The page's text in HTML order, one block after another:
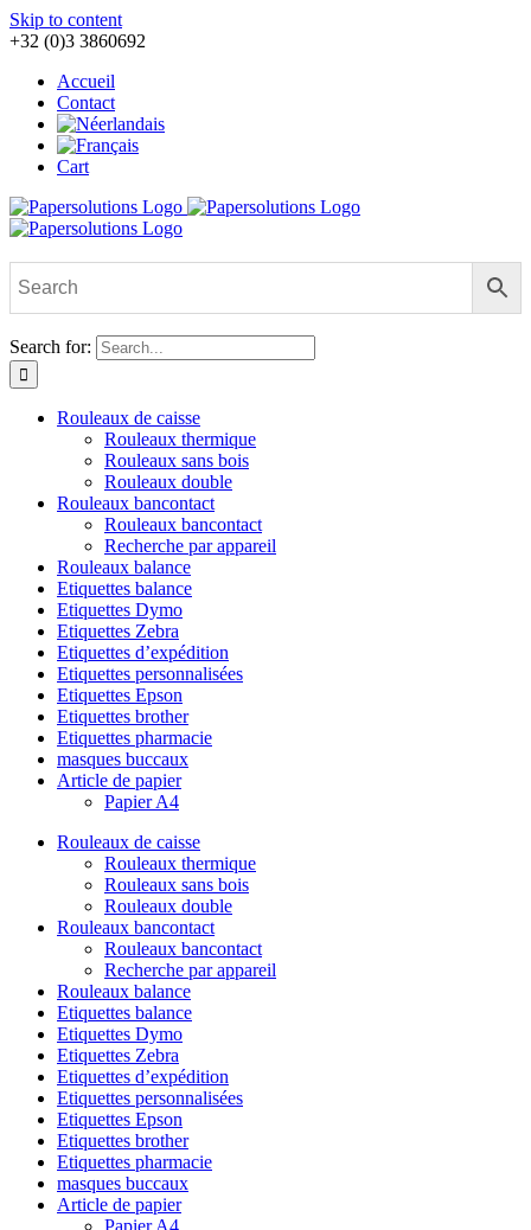
Skip to content
+32 (0)3 3860692
Accueil
Contact
Cart
Search for:
Rouleaux de caisse
Rouleaux thermique
Rouleaux sans bois
Rouleaux double
Rouleaux bancontact
Rouleaux bancontact
Recherche par appareil
Rouleaux balance
Etiquettes balance
Etiquettes Dymo
Etiquettes Zebra
Etiquettes d’expédition
Etiquettes personnalisées
Etiquettes Epson
Etiquettes brother
Etiquettes pharmacie
masques buccaux
Article de papier
Papier A4
Rouleaux de caisse
Rouleaux thermique
Rouleaux sans bois
Rouleaux double
Rouleaux bancontact
Rouleaux bancontact
Recherche par appareil
Rouleaux balance
Etiquettes balance
Etiquettes Dymo
Etiquettes Zebra
Etiquettes d’expédition
Etiquettes personnalisées
Etiquettes Epson
Etiquettes brother
Etiquettes pharmacie
masques buccaux
Article de papier